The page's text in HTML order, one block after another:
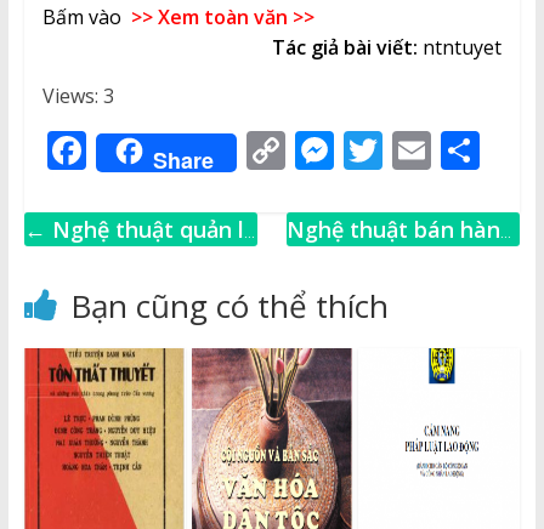
Bấm vào >> Xem toàn văn >>
Tác giả bài viết: ntntuyet
Views: 3
F
a
c
b
o
o
k
Share C
p
Li
n
k
M
ss
n
g
e
r
T
it
r
E
ai
S
ar
← Nghệ thuật quản lý
Nghệ thuật bán hàng
Bạn cũng có thể thích